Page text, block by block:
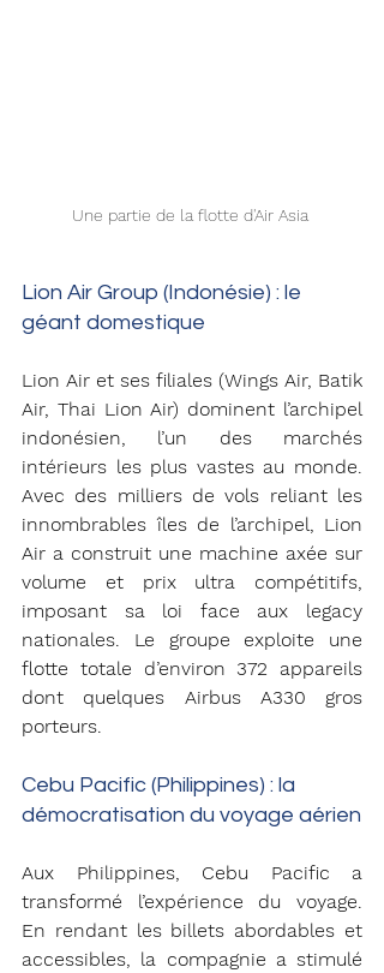
Une partie de la flotte d'Air Asia
Lion Air Group (Indonésie) : le
géant domestique
Lion Air et ses filiales (Wings Air, Batik
Air, Thai Lion Air) dominent l’archipel
indonésien, l’un des marchés
intérieurs les plus vastes au monde.
Avec des milliers de vols reliant les
innombrables îles de l’archipel, Lion
Air a construit une machine axée sur
volume et prix ultra compétitifs,
imposant sa loi face aux legacy
nationales. Le groupe exploite une
flotte totale d’environ 372 appareils
dont quelques Airbus A330 gros
porteurs.
Cebu Pacific (Philippines) : la
démocratisation du voyage aérien
Aux Philippines, Cebu Pacific a
transformé l’expérience du voyage.
En rendant les billets abordables et
accessibles, la compagnie a stimulé